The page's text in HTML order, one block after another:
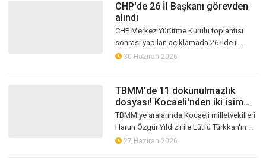
CHP'de 26 İl Başkanı görevden
alındı
CHP Merkez Yürütme Kurulu toplantısı
sonrası yapılan açıklamada 26 ilde il
başkanlıklarının görevden alındığı, 7 il
30 Haziran 2026
TBMM'de 11 dokunulmazlık
dosyası! Kocaeli'nden iki isim
listede
TBMM'ye aralarında Kocaeli milletvekilleri
Harun Özgür Yıldızlı ile Lütfü Türkkan'ın da
bulunduğu 10 milletvekiline ait toplam 11
27 Haziran 2026